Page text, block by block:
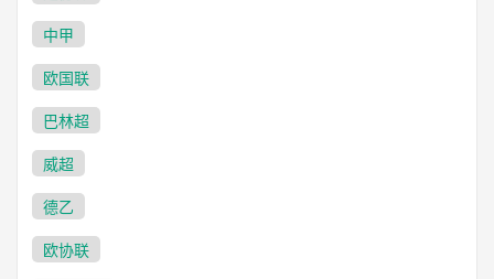
中甲
欧国联
巴林超
威超
德乙
欧协联